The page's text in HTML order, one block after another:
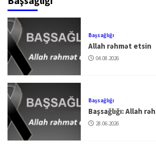
Başsağlığı
Allah rəhmət etsin
04.08.2026
Başsağlığı
Başsağlığı: Allah
28.06.2026